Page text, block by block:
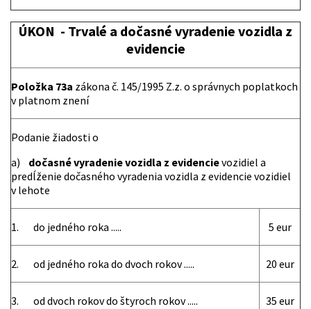
ÚKON - Trvalé a dočasné vyradenie vozidla z
evidencie
Položka 73a zákona č. 145/1995 Z.z. o správnych poplatkoch
v platnom znení
Podanie žiadosti o
a) dočasné vyradenie vozidla z evidencievozidiel a
predĺženie dočasného vyradenia vozidla z evidencie vozidiel
v lehote
1. do jedného roka ..... 5 eur
2. od jedného roka do dvoch rokov ..... 20 eur
3. od dvoch rokov do štyroch rokov ..... 35 eur